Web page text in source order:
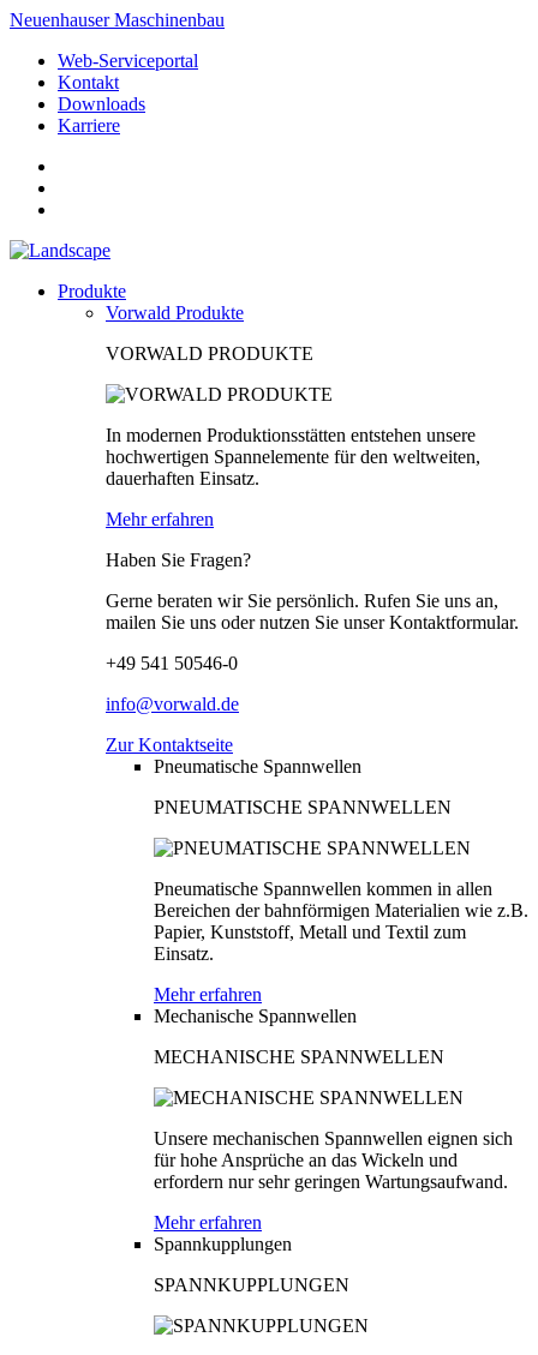
Neuenhauser Maschinenbau
Web-Serviceportal
Kontakt
Downloads
Karriere
Produkte
Vorwald Produkte
VORWALD PRODUKTE
In modernen Produktionsstätten entstehen unsere
hochwertigen Spannelemente für den weltweiten,
dauerhaften Einsatz.
Mehr erfahren
Haben Sie Fragen?
Gerne beraten wir Sie persönlich. Rufen Sie uns an,
mailen Sie uns oder nutzen Sie unser Kontaktformular.
+49 541 50546-0
info@vorwald.de
Zur Kontaktseite
Pneumatische Spannwellen
PNEUMATISCHE SPANNWELLEN
Pneumatische Spannwellen kommen in allen
Bereichen der bahnförmigen Materialien wie z.B.
Papier, Kunststoff, Metall und Textil zum
Einsatz.
Mehr erfahren
Mechanische Spannwellen
MECHANISCHE SPANNWELLEN
Unsere mechanischen Spannwellen eignen sich
für hohe Ansprüche an das Wickeln und
erfordern nur sehr geringen Wartungsaufwand.
Mehr erfahren
Spannkupplungen
SPANNKUPPLUNGEN